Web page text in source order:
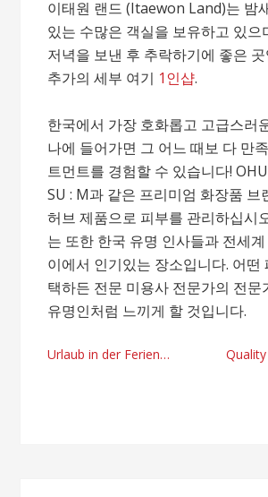
이태원 랜드 (Itaewon Land)는 밤
있는 수많은 객실을 보유하고 있으
저녁을 보낸 후 추락하기에 좋은
추가의 세부 여기 1인샵.
한국에서 가장 호화롭고 고급스러
나에 들어가면 그 어느 때보 다 만
트먼트를 경험할 수 있습니다!
SU : M과 같은 프리미엄 화장품 브
허브 제품으로 피부를 관리하십시
는 또한 한국 유명 인사들과 전세
이에서 인기있는 장소입니다. 어떤
택하든 전문 미용사 전문가의 전문
유명인처럼 느끼게 할 것입니다.
Post
Urlaub in der Ferienwohnungen Meeresleuchten schnell, komfortable und transparente Quality bed